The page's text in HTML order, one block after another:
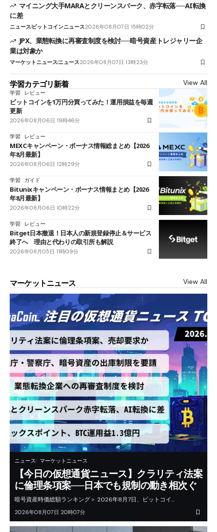
マイニング大手MARAとクリーンスパーク、赤字転落──AI転換
に差
ニュースビットコインニュース2026年08月07日 15時02分
JPX、業態転換に再審査制度を検討──暗号資産トレジャリー企
業は対象か
マーケットニュースニュース2026年08月07日 13時23分
学習カテゴリ新着 View All
学習 レビュー
ビットコインを1万円分買ってみた！運用損益を毎週
更新
2026年08月06日 19時46分
学習 レビュー
MEXCキャンペーン・ボーナス情報総まとめ【2026
年8月最新】
2026年08月06日 12時29分
学習 ガイド
Bitunixキャンペーン・ボーナス情報まとめ【2026
年8月最新】
2026年08月06日 10時22分
学習 レビュー
Bitget日本撤退！日本人の新規登録停止＆サービス
終了へ 理由と代わりの取引所も解説
2026年08月05日 11時09分
マーケットニュース View All
ニュース マーケットニュース
【今日の仮想通貨ニュース】クラリティ法案
に倫理条項案──日本でも規制の動き相次ぐ
暗号資産時価総額ランキング＞ 2026年8月7日、ビットコイ…
2026年08月07日 20時07分